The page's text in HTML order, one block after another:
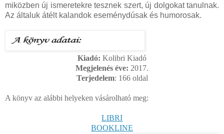
miközben új ismeretekre tesznek szert, új dolgokat tanulnak.
Az általuk átélt kalandok eseménydúsak és humorosak.
Kiadó: Kolibri Kiadó
Megjelenés éve: 2017.
Terjedelem: 166oldal
A könyv az alábbi helyeken vásárolható meg:
LIBRI
BOOKLINE